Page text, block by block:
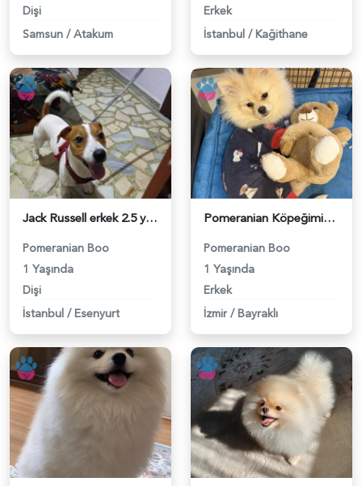
Dişi
Samsun / Atakum
Erkek
İstanbul / Kağithane
Jack Russell erkek 2.5 yaşında dişi arıyoruz - 118984320
Pomeranian Boo
1 Yaşında
Dişi
İstanbul / Esenyurt
Pomeranian Köpeğimiz için Eş arıyoruz - 118984274
Pomeranian Boo
1 Yaşında
Erkek
İzmir / Bayraklı